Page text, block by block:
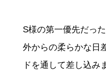
S様の第一優先だっ
外からの柔らかな日
ドを通して差し込み